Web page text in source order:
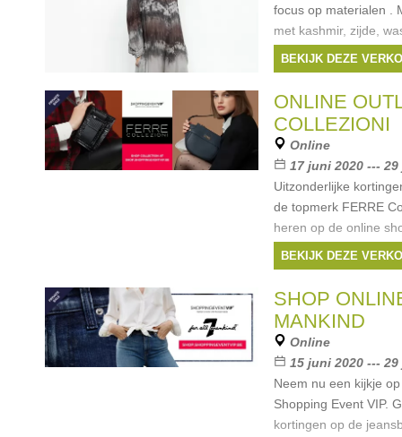
focus op materialen .
met kashmir, zijde,
zoals Nous, Rabens
Enfôld en eigen merk
Merken:Dragon,
Saloner, Tela , ...
BEKIJK DEZE
ONLINE
COLLEZIONI
Online
17 juni 2020 ---
Uitzonderlijke
de topmerk FERRE
heren op de online
VIP:
https://
Geniet van
Merken:Ferre
BEKIJK DEZE
SHOP
MANKIND
Online
15 juni 2020 ---
Neem nu een kijkje
Shopping Event VIP.
kortingen op de